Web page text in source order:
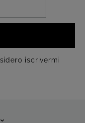
iscrivermi